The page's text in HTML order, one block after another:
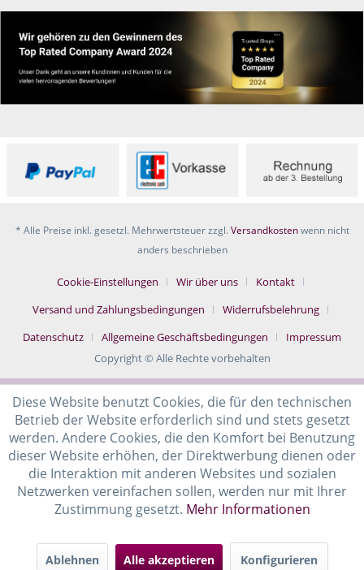
* Alle Preise inkl. gesetzl. Mehrwertsteuer zzgl.Versandkostenwenn nicht
anders beschrieben
Cookie-Einstellungen Wir über uns
Kontakt
Versand und Zahlungsbedingungen
Widerrufsbelehrung
Datenschutz
Allgemeine Geschäftsbedingungen
Impressum
Copyright © Alle Rechte vorbehalten
Diese Website benutzt Cookies, die für den technischen
Betrieb der Website erforderlich sind und stets gesetzt
werden. Andere Cookies, die den Komfort bei Benutzung
dieser Website erhöhen, der Direktwerbung dienen oder
die Interaktion mit anderen Websites und sozialen
Netzwerken vereinfachen sollen, werden nur mit Ihrer
Zustimmung gesetzt. Mehr Informationen
Ablehnen Alle akzeptieren Konfigurieren